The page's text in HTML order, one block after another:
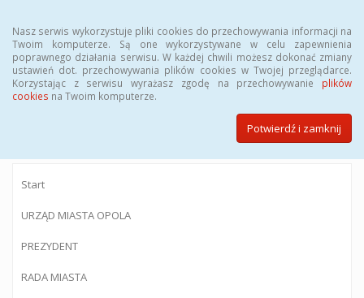
Nasz serwis wykorzystuje pliki cookies do przechowywania informacji na
Twoim komputerze. Są one wykorzystywane w celu zapewnienia
poprawnego działania serwisu. W każdej chwili możesz dokonać zmiany
ustawień dot. przechowywania plików cookies w Twojej przeglądarce.
Korzystając z serwisu wyrażasz zgodę na przechowywanie plików
cookies na Twoim komputerze.
Potwierdź i zamknij
BIULETYN INFORMACJI PUBLICZNEJ
Urzędu Miasta Opola
Start
URZĄD MIASTA OPOLA
PREZYDENT
RADA MIASTA